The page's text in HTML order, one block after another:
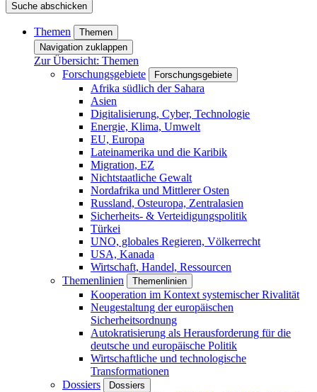
Suche abschicken
Themen
Themen
Navigation zuklappen
Zur Übersicht: Themen
Forschungsgebiete
Forschungsgebiete
Afrika südlich der Sahara
Asien
Digitalisierung, Cyber, Technologie
Energie, Klima, Umwelt
EU, Europa
Lateinamerika und die Karibik
Migration, EZ
Nichtstaatliche Gewalt
Nordafrika und Mittlerer Osten
Russland, Osteuropa, Zentralasien
Sicherheits- & Verteidigungspolitik
Türkei
UNO, globales Regieren, Völkerrecht
USA, Kanada
Wirtschaft, Handel, Ressourcen
Themenlinien
Themenlinien
Kooperation im Kontext systemischer Rivalität
Neugestaltung der europäischen
Sicherheitsordnung
Autokratisierung als Herausforderung für die
deutsche und europäische Politik
Wirtschaftliche und technologische
Transformationen
Dossiers
Dossiers